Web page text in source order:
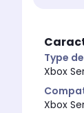
Type
Xbox
Xbox